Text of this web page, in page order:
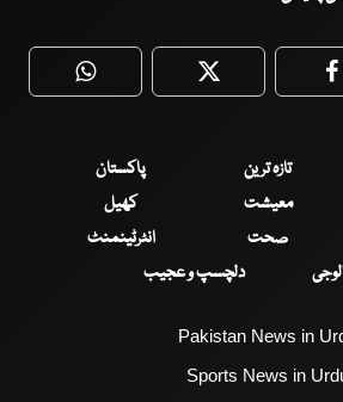
WhatsApp Twitter
تازہ ترین
پاکستان
معیشت
کھیل
صحت
انٹرٹینمنٹ
دلچسپ و عجیب
Pakistan News in
Sports News in